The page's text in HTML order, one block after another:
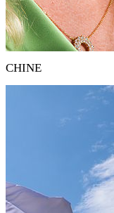
CHINE